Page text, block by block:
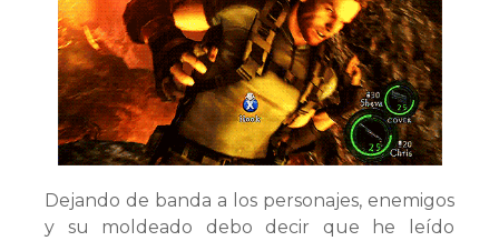
Dejando de banda a los personajes, enemigos
y su moldeado debo decir que he leído